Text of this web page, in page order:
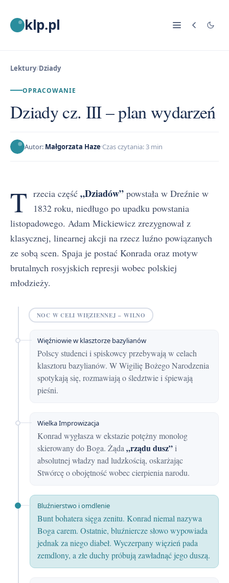
klp.pl
Lektury/Dziady
OPRACOWANIE
Dziady cz. III – plan wydarzeń
Autor: Małgorzata Haze Czas czytania: 3 min
T rzecia część „Dziadów” powstała w Dreźnie w
1832 roku, niedługo po upadku powstania
listopadowego. Adam Mickiewicz zrezygnował z
klasycznej, linearnej akcji na rzecz luźno powiązanych
ze sobą scen. Spaja je postać Konrada oraz motyw
brutalnych rosyjskich represji wobec polskiej
młodzieży.
NOC W CELI WIĘZIENNEJ – WILNO
Więźniowie w klasztorze bazylianów
Polscy studenci i spiskowcy przebywają w celach
klasztoru bazylianów. W Wigilię Bożego Narodzenia
spotykają się, rozmawiają o śledztwie i śpiewają
pieśni.
Wielka Improwizacja
Konrad wygłasza w ekstazie potężny monolog
skierowany do Boga. Żąda„rządu dusz”i
absolutnej władzy nad ludzkością, oskarżając
Stwórcę o obojętność wobec cierpienia narodu.
Bluźnierstwo i omdlenie
Bunt bohatera sięga zenitu. Konrad niemal nazywa
Boga carem. Ostatnie, bluźniercze słowo wypowiada
jednak za niego diabeł. Wyczerpany więzień pada
zemdlony, a złe duchy próbują zawładnąć jego duszą.